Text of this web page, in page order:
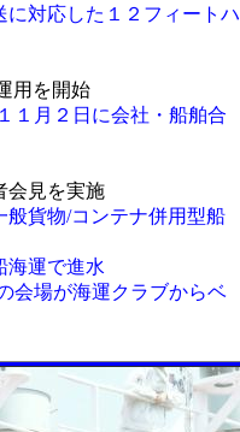
に対応した１２フィートハ
用を開始
１月２日に会社・船舶合
会見を実施
般貨物/コンテナ併用型船
運で進水
会場が海運クラブからベ